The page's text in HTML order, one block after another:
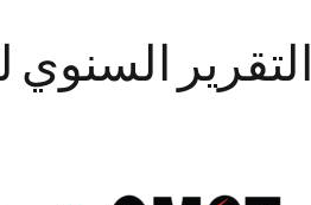
التقرير السنوي لسند